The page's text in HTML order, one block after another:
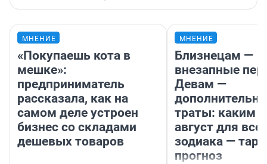
МНЕНИЕ
«Покупаешь кота в
мешке»:
предприниматель
рассказала, как на
самом деле устроен
бизнес со складами
дешевых товаров
МНЕНИЕ
Близнецам —
внезапные
Девам —
траты: каким
август для
зодиака —
прогноз